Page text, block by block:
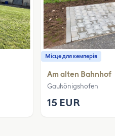
Місце для кемперів
Am alten Bahnhof
Gaukönigshofen
15 EUR